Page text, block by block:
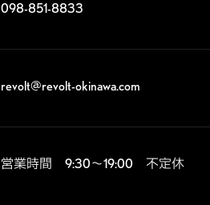
098-851-8833
revolt@revolt-okinawa.com
営業時間　9:30～19:00　不定休